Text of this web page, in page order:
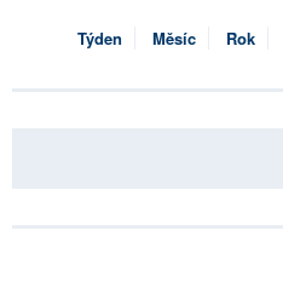
Týden Měsíc Rok